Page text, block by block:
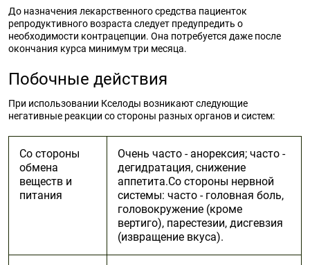
До назначения лекарственного средства пациенток
репродуктивного возраста следует предупредить о
необходимости контрацепции. Она потребуется даже после
окончания курса минимум три месяца.
Побочные действия
При использовании Кселоды возникают следующие
негативные реакции со стороны разных органов и систем:
Со стороны
обмена
веществ и
питания
Очень часто - анорексия; часто -
дегидратация, снижение
аппетита.Со стороны нервной
системы: часто - головная боль,
головокружение (кроме
вертиго), парестезии, дисгевзия
(извращение вкуса).